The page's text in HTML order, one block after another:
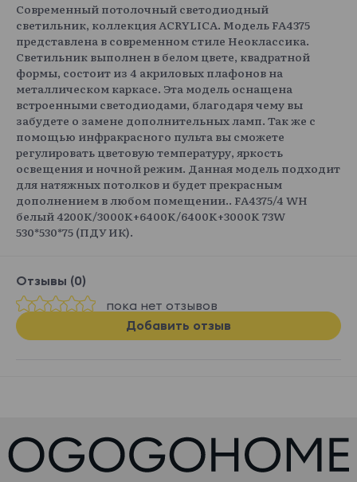
Современный потолочный светодиодный
светильник, коллекция ACRYLICA. Модель FA4375
представлена в современном стиле Неоклассика.
Светильник выполнен в белом цвете, квадратной
формы, состоит из 4 акриловых плафонов на
металлическом каркасе. Эта модель оснащена
встроенными светодиодами, благодаря чему вы
забудете о замене дополнительных ламп. Так же с
помощью инфракрасного пульта вы сможете
регулировать цветовую температуру, яркость
освещения и ночной режим. Данная модель подходит
для натяжных потолков и будет прекрасным
дополнением в любом помещении.. FA4375/4 WH
белый 4200K/3000K+6400K/6400K+3000K 73W
530*530*75 (ПДУ ИК).
Отзывы (0)
пока нет отзывов
Добавить отзыв